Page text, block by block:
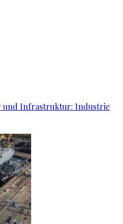
und Infrastruktur: Industrie